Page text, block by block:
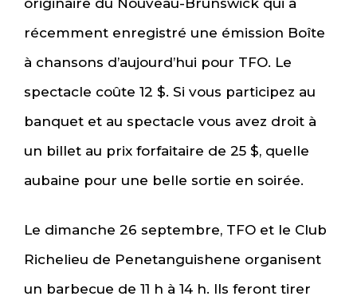
récemment enregistré une émission Boîte
à chansons d’aujourd’hui pour TFO. Le
spectacle coûte 12 $. Si vous participez au
banquet et au spectacle vous avez droit à
un billet au prix forfaitaire de 25 $, quelle
aubaine pour une belle sortie en soirée.
Le dimanche 26 septembre, TFO et le Club
Richelieu de Penetanguishene organisent
un barbecue de 11 h à 14 h. Ils feront tirer